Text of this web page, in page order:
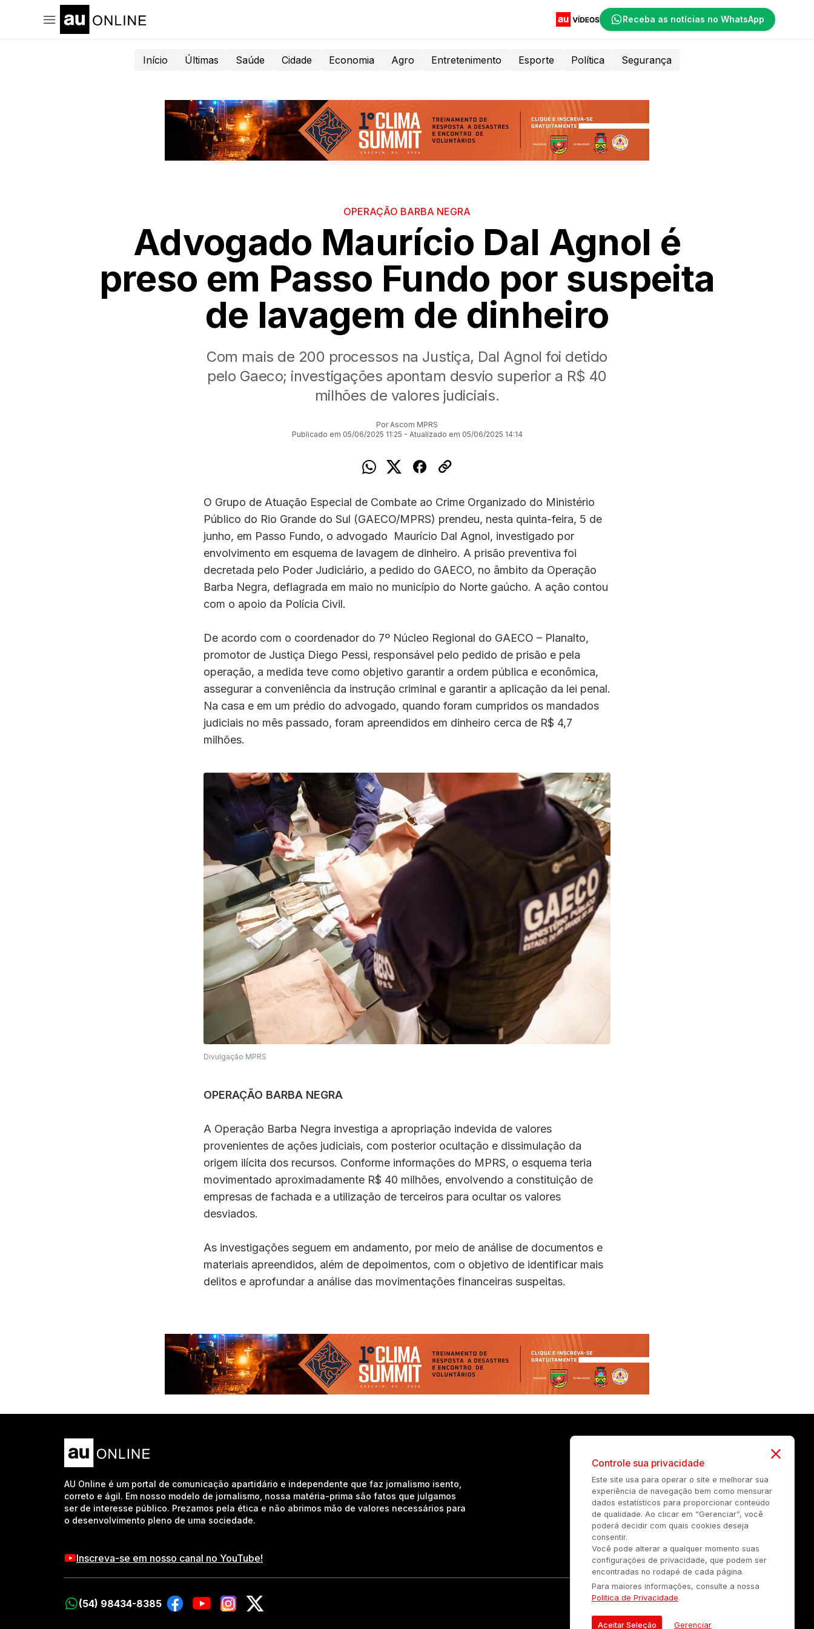
Receba as notícias no WhatsApp
Início Últimas Saúde Cidade Economia Agro Entretenimento Esporte Política Segurança
OPERAÇÃO BARBA NEGRA
Advogado Maurício Dal Agnol é
preso em Passo Fundo por suspeita
de lavagem de dinheiro
Com mais de 200 processos na Justiça, Dal Agnol foi detido
pelo Gaeco; investigações apontam desvio superior a R$ 40
milhões de valores judiciais.
Por Ascom MPRS
Publicado em 05/06/2025 11:25 - Atualizado em 05/06/2025 14:14
O Grupo de Atuação Especial de Combate ao Crime Organizado do Ministério
Público do Rio Grande do Sul (GAECO/MPRS) prendeu, nesta quinta-feira, 5 de
junho, em Passo Fundo, o advogado Maurício Dal Agnol, investigado por
envolvimento em esquema de lavagem de dinheiro. A prisão preventiva foi
decretada pelo Poder Judiciário, a pedido do GAECO, no âmbito da Operação
Barba Negra, deflagrada em maio no município do Norte gaúcho. A ação contou
com o apoio da Polícia Civil.
De acordo com o coordenador do 7º Núcleo Regional do GAECO – Planalto,
promotor de Justiça Diego Pessi, responsável pelo pedido de prisão e pela
operação, a medida teve como objetivo garantir a ordem pública e econômica,
assegurar a conveniência da instrução criminal e garantir a aplicação da lei penal.
Na casa e em um prédio do advogado, quando foram cumpridos os mandados
judiciais no mês passado, foram apreendidos em dinheiro cerca de R$ 4,7
milhões.
Divulgação MPRS
OPERAÇÃO BARBA NEGRA
A Operação Barba Negra investiga a apropriação indevida de valores
provenientes de ações judiciais, com posterior ocultação e dissimulação da
origem ilícita dos recursos. Conforme informações do MPRS, o esquema teria
movimentado aproximadamente R$ 40 milhões, envolvendo a constituição de
empresas de fachada e a utilização de terceiros para ocultar os valores
desviados.
As investigações seguem em andamento, por meio de análise de documentos e
materiais apreendidos, além de depoimentos, com o objetivo de identificar mais
delitos e aprofundar a análise das movimentações financeiras suspeitas.
AU Online é um portal de comunicação apartidário e independente que faz jornalismo isento,
correto e ágil. Em nosso modelo de jornalismo, nossa matéria-prima são fatos que julgamos
ser de interesse público. Prezamos pela ética e não abrimos mão de valores necessários para
o desenvolvimento pleno de uma sociedade.
Inscreva-se em nosso canal no YouTube!
(54) 98434-8385
Controle sua privacidade
Este site usa para operar o site e melhorar sua
experiência de navegação bem como mensurar
dados estatísticos para proporcionar conteúdo
de qualidade. Ao clicar em “Gerenciar”, você
poderá decidir com quais cookies deseja
consentir.
Você pode alterar a qualquer momento suas
configurações de privacidade, que podem ser
encontradas no rodapé de cada página.
Para maiores informações, consulte a nossa
Política de Privacidade.
Aceitar Seleção Gerenciar